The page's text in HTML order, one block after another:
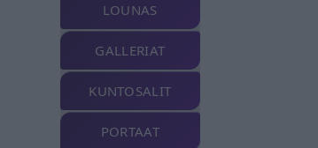
LOUNAS
GALLERIAT
KUNTOSALIT
PORTAAT